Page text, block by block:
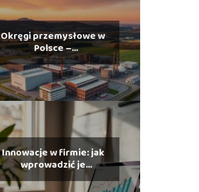
Okręgi przemysłowe w
Polsce –
charakterystyka i
rozmieszczenie
Innowacje w firmie: jak
wprowadzić je
skutecznie?